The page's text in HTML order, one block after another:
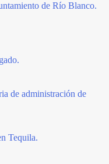
de Río Blanco.
de administración de
Tequila.